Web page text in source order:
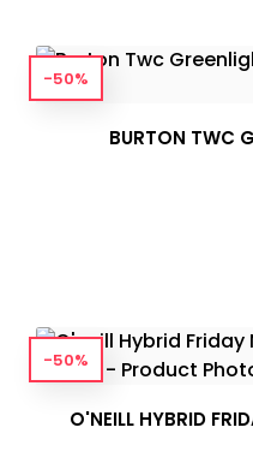
BURTON TWC
-50%
O'NEILL HYBRID
-50%